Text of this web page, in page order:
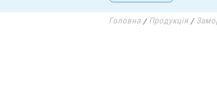
Головна / Продукція /